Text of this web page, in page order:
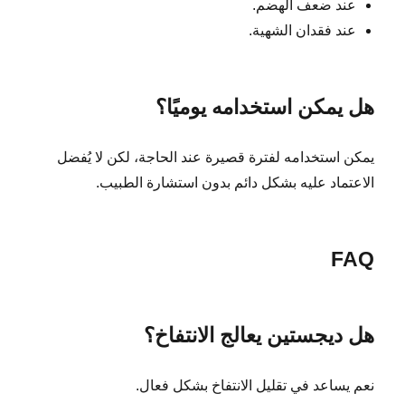
عند ضعف الهضم.
عند فقدان الشهية.
هل يمكن استخدامه يوميًا؟
يمكن استخدامه لفترة قصيرة عند الحاجة، لكن لا يُفضل
الاعتماد عليه بشكل دائم بدون استشارة الطبيب.
FAQ
هل ديجستين يعالج الانتفاخ؟
نعم يساعد في تقليل الانتفاخ بشكل فعال.